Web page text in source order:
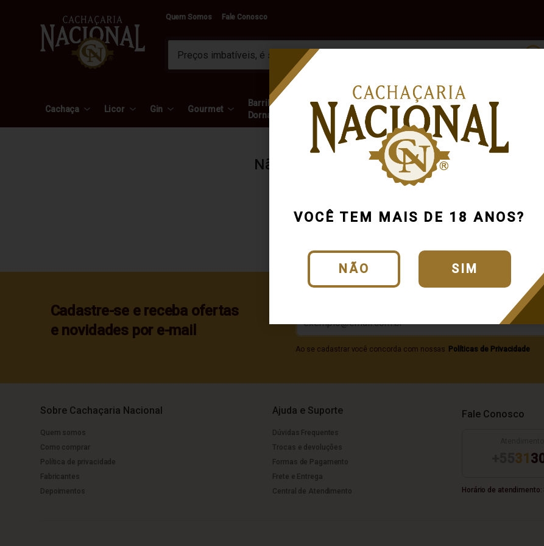
VOCÊ TEM MAIS DE 18 ANOS?
NÃO SIM
Quem Somos Fale Conosco
Cachaça Licor Gin Gourmet
Barril e
Dorna
Acessórios
Outras
Bebidas
Marcas
Não encontramos resultados para a sua
Tente buscar novamente usando outra categoria ou produto
Cadastre-se e receba ofertas
e novidades por e-mail
Ao se cadastrar você concorda com nossas Políticas de Privacidade
Sobre Cachaçaria Nacional
Quem somos
Como comprar
Política de privacidade
Fabricantes
Depoimentos
Ajuda e Suporte
Dúvidas Frequentes
Trocas e devoluções
Formas de Pagamento
Frete e Entrega
Central de Atendimento
Fale Conosco
31
Horário de atendimento: